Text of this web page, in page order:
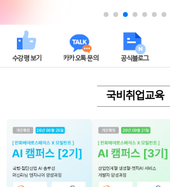
수강평 보기 카카오톡 문의 공식블로그
국비취업교육